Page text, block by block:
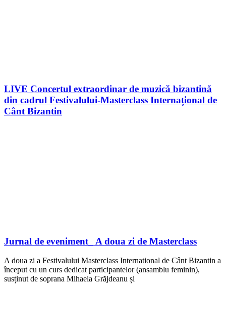
LIVE Concertul extraordinar de muzică bizantină
din cadrul Festivalului-Masterclass Internațional de
Cânt Bizantin
Jurnal de eveniment_ A doua zi de Masterclass
A doua zi a Festivalului Masterclass International de Cânt Bizantin a
început cu un curs dedicat participantelor (ansamblu feminin),
susținut de soprana Mihaela Grăjdeanu și